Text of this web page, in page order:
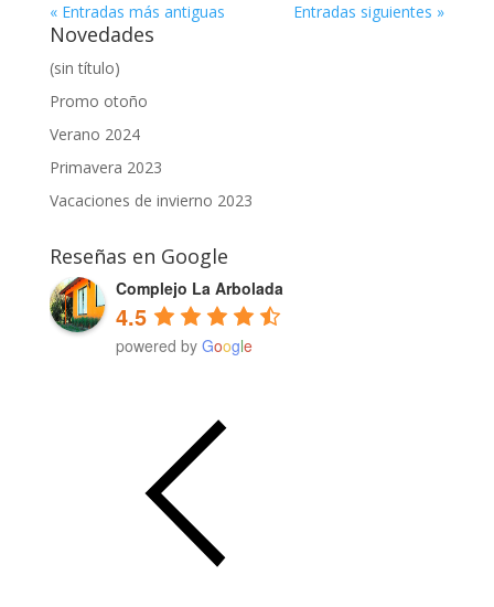
« Entradas más antiguas Entradas siguientes »
Novedades
(sin título)
Promo otoño
Verano 2024
Primavera 2023
Vacaciones de invierno 2023
Reseñas en Google
Complejo La Arbolada
4.5
powered by Google